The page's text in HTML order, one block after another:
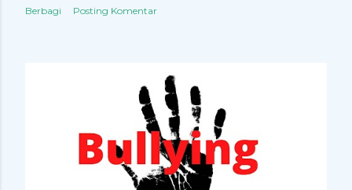
Berbagi Posting Komentar